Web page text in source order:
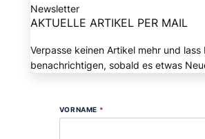
Newsletter
AKTUELLE ARTIKEL PER MAIL
Verpasse keinen Artikel mehr und lass
benachrichtigen, sobald es etwas
VORNAME *